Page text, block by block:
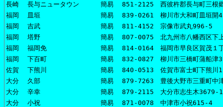
長崎
長与ニュータウン 簡易
851-2125 西彼杵郡長与町三根
福岡
皿垣 簡易
839-0261 柳川市大和町皿垣開
福岡
吉武 簡易
811-4152 宗像市武丸996-5
福岡
塔野 簡易
807-0075 北九州市八幡西区下
福岡
福岡免 簡易
814-0164 福岡市早良区賀茂１
福岡
下百町 簡易
832-0827 柳川市三橋町蒲船津
佐賀
下熊川 簡易
840-0513 佐賀市富士町下熊川
大分
久部 簡易
879-7263 豊後大野市三重町中
大分
辛幸 簡易
879-2115 大分市志生木3679-1
大分
小祝 簡易
871-0078 中津市小祝615-4